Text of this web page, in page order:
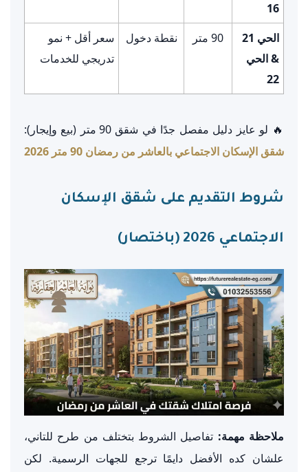
16
الحي 21
& الحي
22
90 متر نقطة دخول
سعر أقل + نمو
تدريجي للخدمات
🔥 لو عايز دليل مفصل جدًا في شقق 90 متر (بيع وإيجار):
شقق الإسكان الاجتماعي بالعاشر من رمضان 90 متر 2026
شروط التقديم على شقق الإسكان
الاجتماعي 2026 (باختصار)
ملاحظة مهمة: تفاصيل الشروط بتختلف من طرح للتاني،
علشان كده الأفضل دايمًا ترجع للجهات الرسمية. لكن